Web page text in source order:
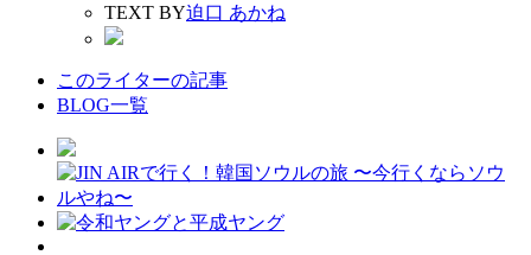
TEXT BY迫口 あかね
このライターの記事
BLOG一覧